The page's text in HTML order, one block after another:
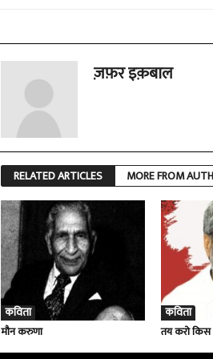
ज़फ़र इक़बाल
RELATED ARTICLES MORE FROM
कविता
मौन करुणा
कविता
तय करो